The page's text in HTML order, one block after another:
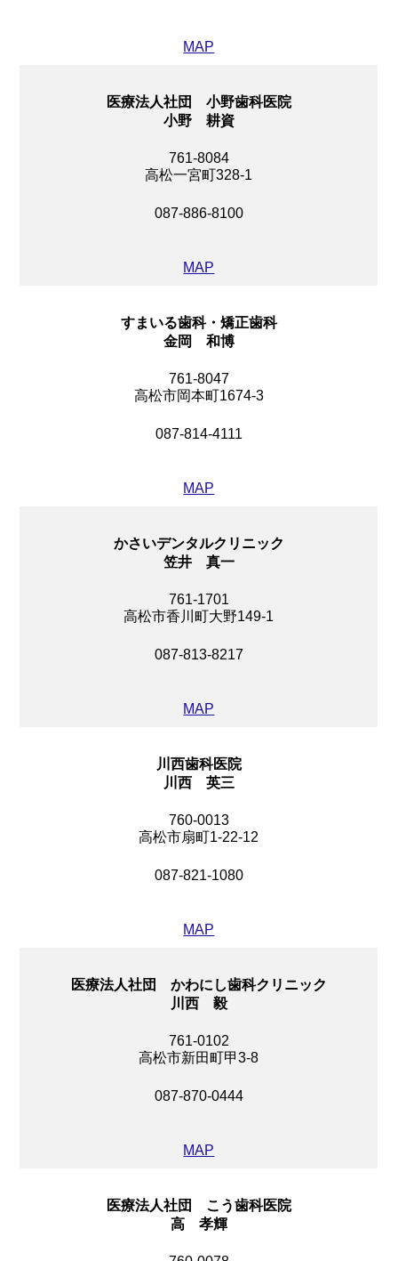
MAP
医療法人社団 小野歯科医院
小野 耕資
761-8084
高松一宮町328-1
087-886-8100
MAP
すまいる歯科・矯正歯科
金岡 和博
761-8047
高松市岡本町1674-3
087-814-4111
MAP
かさいデンタルクリニック
笠井 真一
761-1701
高松市香川町大野149-1
087-813-8217
MAP
川西歯科医院
川西 英三
760-0013
高松市扇町1-22-12
087-821-1080
MAP
医療法人社団 かわにし歯科クリニック
川西 毅
761-0102
高松市新田町甲3-8
087-870-0444
MAP
医療法人社団 こう歯科医院
高 孝輝